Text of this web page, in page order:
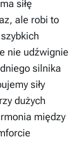
siłę
ale robi to
nie udźwignie
silnika
siły
dużych
między